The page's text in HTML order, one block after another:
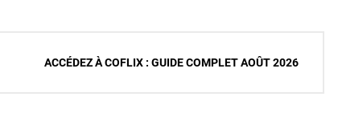
ACCÉDEZ À COFLIX : GUIDE COMPLET AOÛT 2026